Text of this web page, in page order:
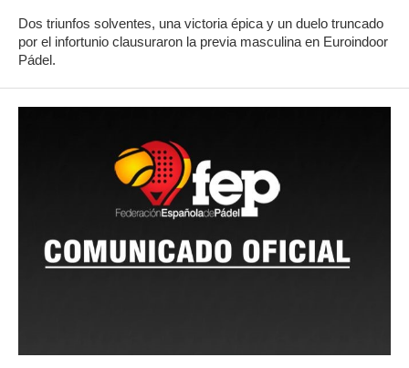
Dos triunfos solventes, una victoria épica y un duelo truncado
por el infortunio clausuraron la previa masculina en Euroindoor
Pádel.